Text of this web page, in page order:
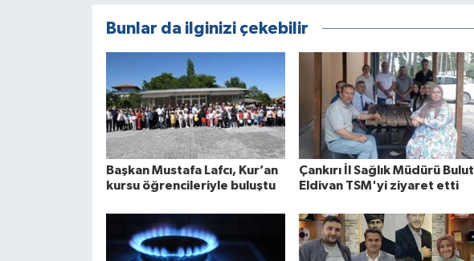
Bunlar da ilginizi çekebilir
Başkan Mustafa Lafcı, Kur’an
kursu öğrencileriyle buluştu
Çankırı İl Sağlık Müdürü Bulut
Eldivan TSM'yi ziyaret etti